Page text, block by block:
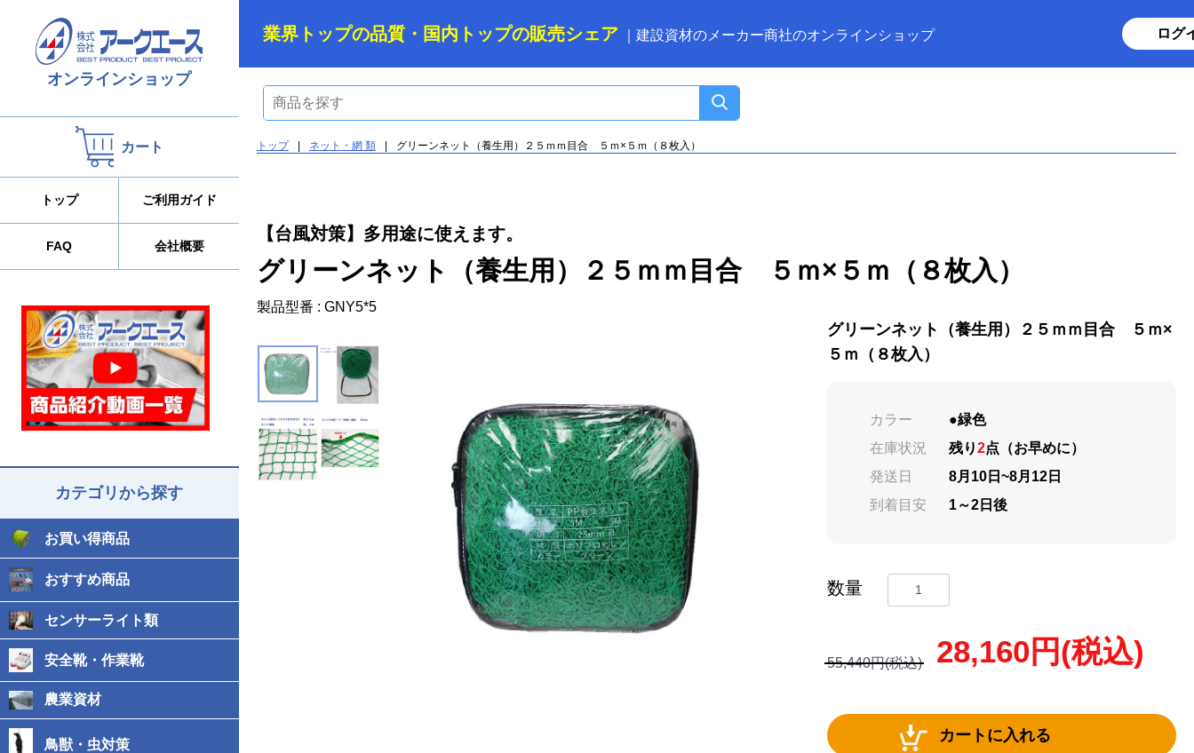
オンラインショップ
カート
トップ ご利用ガイド
FAQ 会社概要
カテゴリから探す
お買い得商品
おすすめ商品
センサーライト類
安全靴・作業靴
農業資材
鳥獣・虫対策
業界トップの品質・国内トップの販売シェア 建設資材のメーカー商社のオンラインショップ ログ
トップ ネット・網 類 グリーンネット（養生用）２５ｍｍ目合 ５ｍ×５ｍ（８枚入）
【台風対策】多用途に使えます。
グリーンネット（養生用）２５ｍｍ目合 ５ｍ×５ｍ（８枚入）
製品型番 : GNY5*5
グリーンネット（養生用）２５ｍｍ目合 ５ｍ×
５ｍ（８枚入）
カラー
●緑色
在庫状況
残り2点（お早めに）
発送日
8月10日~8月12日
到着目安
1～2日後
数量
55,440円(税込) 28,160 円(税込)
カートに入れる